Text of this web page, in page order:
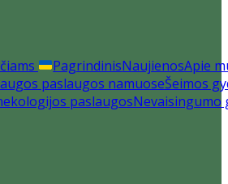
PagrindinisNaujienosApie
paslaugos namuoseŠeimos
paslaugosNevaisingumo